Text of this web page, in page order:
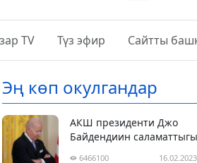
TV Түз эфир Сайтты
Эң көп окулгандар
АКШ президенти Джо
Байдендиин
6466100